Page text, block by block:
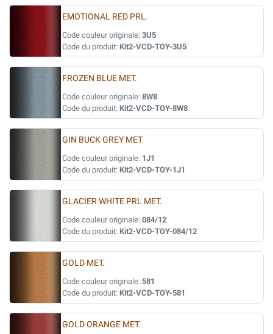
EMOTIONAL RED PRL.
Code couleur originale: 3U5
Code du produit: Kit2-VCD-TOY-3U5
FROZEN BLUE MET.
Code couleur originale: 8W8
Code du produit: Kit2-VCD-TOY-8W8
GIN BUCK GREY MET
Code couleur originale: 1J1
Code du produit: Kit2-VCD-TOY-1J1
GLACIER WHITE PRL MET.
Code couleur originale: 084/12
Code du produit: Kit2-VCD-TOY-084/12
GOLD MET.
Code couleur originale: 581
Code du produit: Kit2-VCD-TOY-581
GOLD ORANGE MET.